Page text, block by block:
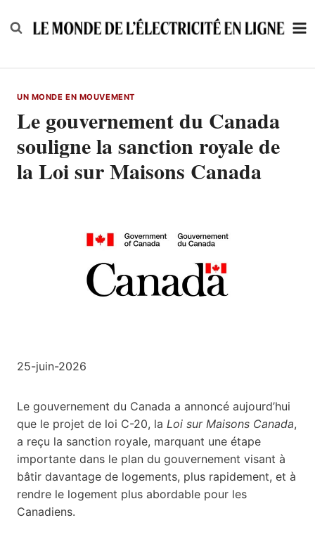
to
UN MONDE EN MOUVEMENT
Le gouvernement du Canada
souligne la sanction royale de
la Loi sur Maisons Canada
25-juin-2026
Le gouvernement du Canada a annoncé aujourd’hui
que le projet de loi C-20, la Loi sur Maisons Canada,
a reçu la sanction royale, marquant une étape
importante dans le plan du gouvernement visant à
bâtir davantage de logements, plus rapidement, et à
rendre le logement plus abordable pour les
Canadiens.